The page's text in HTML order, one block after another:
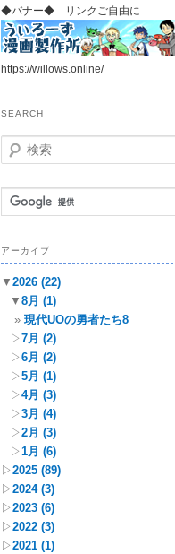
◆バナー◆ リンクご自由に
https://willows.online/
SEARCH
検
索
アーカイブ
▼ 2026 (22)
▼ 8月 (1)
現代UOの勇者たち8
▷7月 (2)
▷6月 (2)
▷5月 (1)
▷4月 (3)
▷3月 (4)
▷2月 (3)
▷1月 (6)
▷2025 (89)
▷2024 (3)
▷2023 (6)
▷2022 (3)
▷2021 (1)